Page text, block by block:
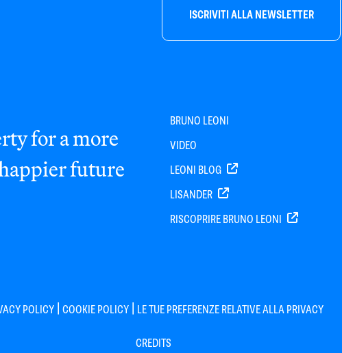
ISCRIVITI ALLA NEWSLETTER
for a more
future
BRUNO LEONI
VIDEO
LEONI BLOG
LISANDER
RISCOPRIRE BRUNO LEONI
POLICY | COOKIE POLICY | LE TUE PREFERENZE RELATIVE ALLA PRIVACY
CREDITS